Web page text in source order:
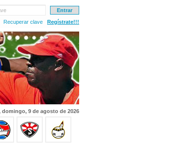
Recuperar clave Regístrate!!!
domingo, 9 de agosto de 2026